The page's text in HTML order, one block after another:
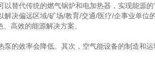
代传统的燃气锅炉和电加热器，实现能源
决偏远区域/矿场/教育/交通/医疗/企事业单位
高效的能源解决方案。
效率会降低。其次，空气能设备的制造和运